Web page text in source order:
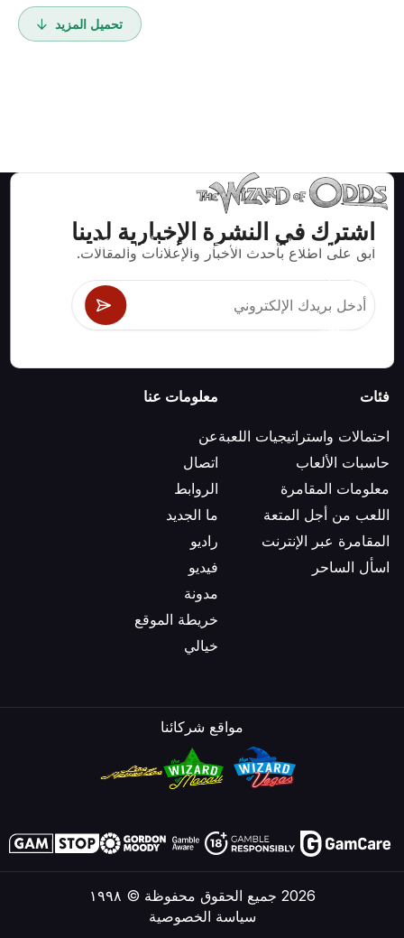
تحميل المزيد
اشترك في النشرة الإخبارية لدينا
ابق على اطلاع بأحدث الأخبار والإعلانات والمقالات.
استراتيجيات ومعلومات صحيحة رياضيا لألعاب الكازينو مثل
البلاك جاك وكرابس والروليت ومئات الألعاب الأخرى التي
يمكن لعبها.
فئات
احتمالات واستراتيجيات اللعبة
حاسبات الألعاب
معلومات المقامرة
اللعب من أجل المتعة
المقامرة عبر الإنترنت
اسأل الساحر
معلومات عنا
عن
اتصال
الروابط
ما الجديد
راديو
فيديو
مدونة
خريطة الموقع
خيالي
مواقع شركائنا
2026 جميع الحقوق محفوظة © ١٩٩٨
سياسة الخصوصية